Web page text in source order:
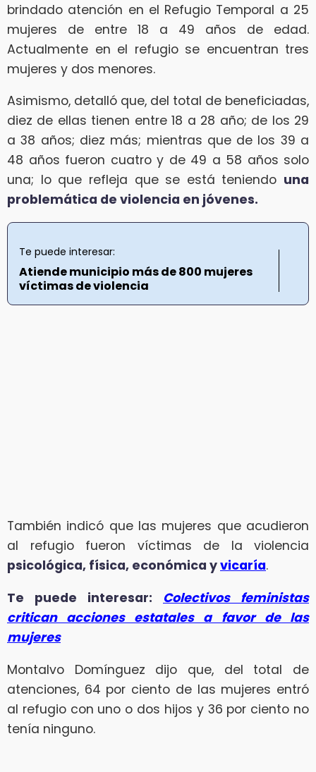
brindado atención en el Refugio Temporal a 25
mujeres de entre 18 a 49 años de edad.
Actualmente en el refugio se encuentran tres
mujeres y dos menores.
Asimismo, detalló que, del total de beneficiadas,
diez de ellas tienen entre 18 a 28 año; de los 29
a 38 años; diez más; mientras que de los 39 a
48 años fueron cuatro y de 49 a 58 años solo
una; lo que refleja que se está teniendo una
problemática de violencia en jóvenes.
Te puede interesar:
Atiende municipio más de 800 mujeres
víctimas de violencia
También indicó que las mujeres que acudieron
al refugio fueron víctimas de la violencia
psicológica, física, económica yvicaría.
Te puede interesar: Colectivos feministas
critican acciones estatales a favor de las
mujeres
Montalvo Domínguez dijo que, del total de
atenciones, 64 por ciento de las mujeres entró
al refugio con uno o dos hijos y 36 por ciento no
tenía ninguno.